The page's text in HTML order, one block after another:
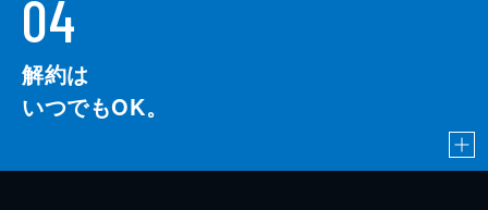
04
解約は
いつでもOK。